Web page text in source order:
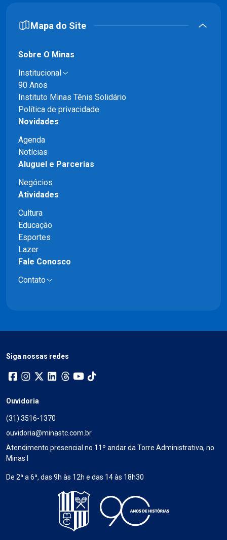
Mapa do Site
Sobre O Minas
Institucional
90 Anos
Instituto Minas Tênis Solidário
Política de privacidade
Novidades
Agenda
Notícias
Aluguel e Parcerias
Negócios
Atividades
Cultura
Educação
Esportes
Lazer
Fale Conosco
Contato
Siga nossas redes
Ouvidoria
(31) 3516-1370
ouvidoria@minastc.com.br
Atendimento presencial no 11º andar da Torre Administrativa, no
Minas I
De 2ª a 6ª, das 9h às 12h e das 14 às 18h30